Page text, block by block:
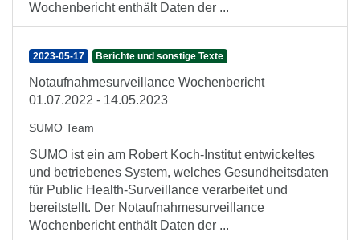
Wochenbericht enthält Daten der ...
2023-05-17 Berichte und sonstige Texte
Notaufnahmesurveillance Wochenbericht
01.07.2022 - 14.05.2023
SUMO Team
SUMO ist ein am Robert Koch-Institut entwickeltes
und betriebenes System, welches Gesundheitsdaten
für Public Health-Surveillance verarbeitet und
bereitstellt. Der Notaufnahmesurveillance
Wochenbericht enthält Daten der ...